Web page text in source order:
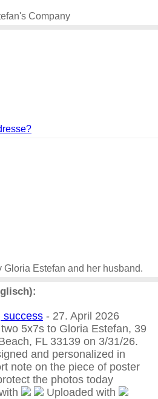
Company
Estefan and her husband.
success - 27. April 2026
5x7s to Gloria Estefan, 39
FL 33139 on 3/31/26.
and personalized in
note on the piece of poster
the photos today
Uploaded with